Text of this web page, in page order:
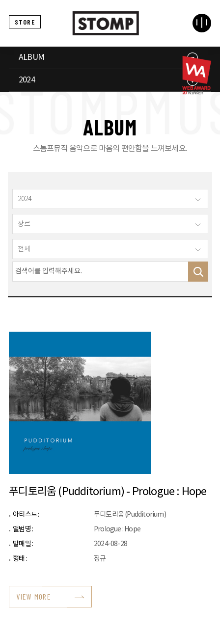
STORE
ALBUM
2024
ALBUM
스톰프뮤직 음악으로 마음의 편안함을 느껴보세요.
푸디토리움 (Pudditorium) - Prologue : Hope
아티스트 :
푸디토리움 (Pudditorium)
앨범명 :
Prologue : Hope
발매일 :
2024-08-28
형태 :
정규
VIEW MORE